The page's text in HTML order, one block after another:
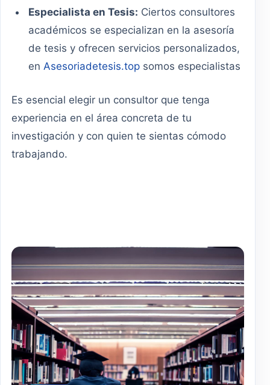
Especialista en Tesis: Ciertos consultores
académicos se especializan en la asesoría
de tesis y ofrecen servicios personalizados,
enAsesoriadetesis.top somos especialistas
Es esencial elegir un consultor que tenga
experiencia en el área concreta de tu
investigación y con quien te sientas cómodo
trabajando.